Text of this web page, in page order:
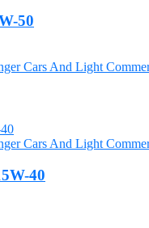
50
Cars And Light
Cars And Light
40